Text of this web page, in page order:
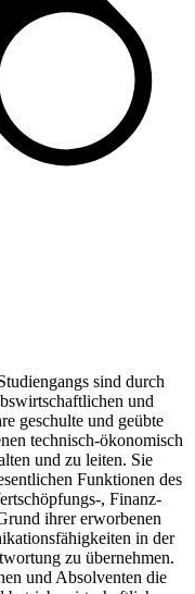
sind durch
und
geschulte und geübte
technisch-ökonomisch
und zu leiten. Sie
Funktionen des
, Finanz-
ihrer erworbenen
in der
zu übernehmen.
und Absolventen die